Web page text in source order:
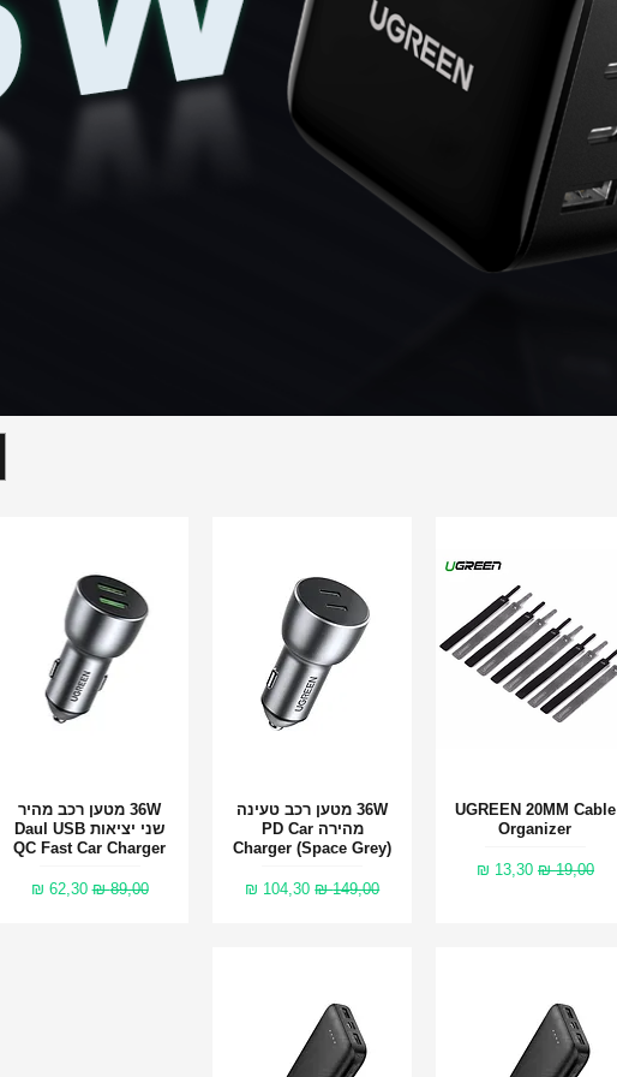
תצוגה מהירה
UGREEN 20MM Cable
Organizer
מחיר רגיל
19,00 ₪ מחיר מבצע
13,30 ₪
תצוגה מהירה
36W מטען רכב טעינה
מהירה PD Car
Charger (Space Grey)
מחיר רגיל
149,00 ₪ מחיר מבצע
104,30 ₪
תצוגה מהירה
36W מטען רכב מהיר
שני יציאות Daul USB
QC Fast Car Charger
מחיר רגיל
89,00 ₪ מחיר מבצע
62,30 ₪